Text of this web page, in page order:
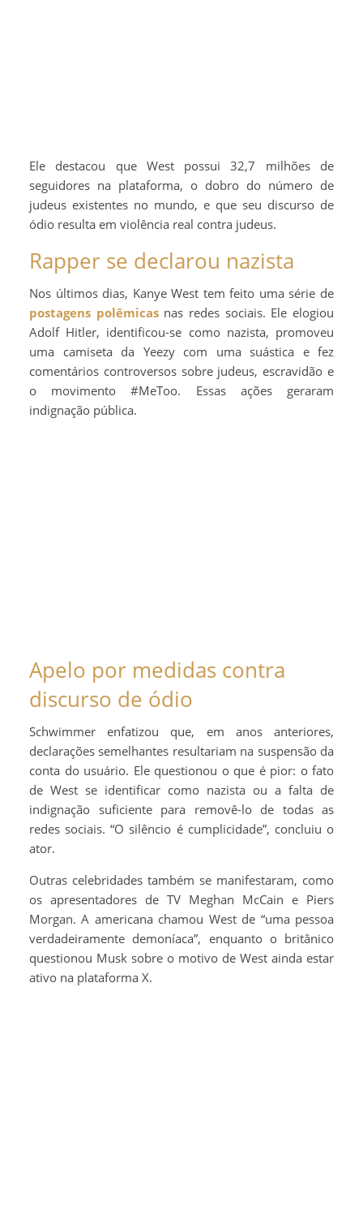
Ele destacou que West possui 32,7 milhões de
seguidores na plataforma, o dobro do número de
judeus existentes no mundo, e que seu discurso de
ódio resulta em violência real contra judeus.
Rapper se declarou nazista
Nos últimos dias, Kanye West tem feito uma série de
postagens polêmicasnas redes sociais. Ele elogiou
Adolf Hitler, identificou-se como nazista, promoveu
uma camiseta da Yeezy com uma suástica e fez
comentários controversos sobre judeus, escravidão e
o movimento #MeToo. Essas ações geraram
indignação pública.
Apelo por medidas contra
discurso de ódio
Schwimmer enfatizou que, em anos anteriores,
declarações semelhantes resultariam na suspensão da
conta do usuário. Ele questionou o que é pior: o fato
de West se identificar como nazista ou a falta de
indignação suficiente para removê-lo de todas as
redes sociais. “O silêncio é cumplicidade”, concluiu o
ator.
Outras celebridades também se manifestaram, como
os apresentadores de TV Meghan McCain e Piers
Morgan. A americana chamou West de “uma pessoa
verdadeiramente demoníaca”, enquanto o britânico
questionou Musk sobre o motivo de West ainda estar
ativo na plataforma X.